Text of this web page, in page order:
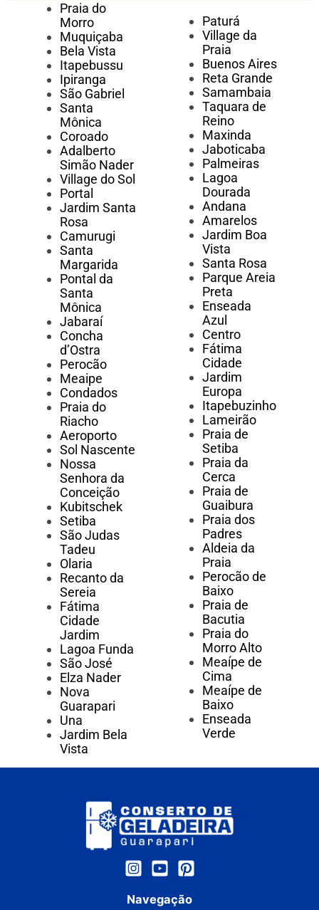
Praia do
Morro
Muquiçaba
Bela Vista
Itapebussu
Ipiranga
São Gabriel
Santa
Mônica
Coroado
Adalberto
Simão Nader
Village do Sol
Portal
Jardim Santa
Rosa
Camurugi
Santa
Margarida
Pontal da
Santa
Mônica
Jabaraí
Concha
d’Ostra
Perocão
Meaipe
Condados
Praia do
Riacho
Aeroporto
Sol Nascente
Nossa
Senhora da
Conceição
Kubitschek
Setiba
São Judas
Tadeu
Olaria
Recanto da
Sereia
Fátima
Cidade
Jardim
Lagoa Funda
São José
Elza Nader
Nova
Guarapari
Una
Jardim Bela
Vista
Paturá
Village da
Praia
Buenos Aires
Reta Grande
Samambaia
Taquara de
Reino
Maxinda
Jaboticaba
Palmeiras
Lagoa
Dourada
Andana
Amarelos
Jardim Boa
Vista
Santa Rosa
Parque Areia
Preta
Enseada
Azul
Centro
Fátima
Cidade
Jardim
Europa
Itapebuzinho
Lameirão
Praia de
Setiba
Praia da
Cerca
Praia de
Guaibura
Praia dos
Padres
Aldeia da
Praia
Perocão de
Baixo
Praia de
Bacutia
Praia do
Morro Alto
Meaípe de
Cima
Meaípe de
Baixo
Enseada
Verde
Navegação